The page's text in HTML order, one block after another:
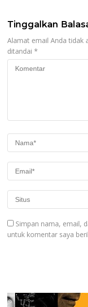
Tinggalkan
Alamat email Anda tidak
ditandai *
Simpan nama, email,
untuk komentar saya